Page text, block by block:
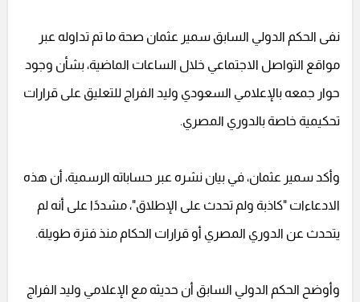
نفى الحكم الدولي السابق سمير عثمان صحة ما تم تداوله عبر
مواقع التواصل الاجتماعي خلال الساعات الماضية، بشأن وجود
حوار جمعه بالإعلامي السعودي وليد الفراج للتعليق على قرارات
تحكيمية خاصة بالدوري المصري.
وأكد سمير عثمان، في بيان نشره عبر حساباته الرسمية، أن هذه
الادعاءات "كاذبة ولم تحدث على الإطلاق"، مشددًا على أنه لم
يتحدث عن الدوري المصري أو قرارات الحكام منذ فترة طويلة.
وأوضح الحكم الدولي السابق أن حديثه مع الإعلامي وليد الفراج